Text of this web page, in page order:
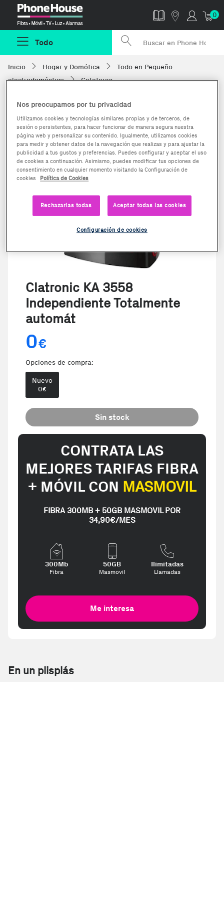
0
Todo
Inicio Hogar y Domótica
Todo en Pequeño
electrodoméstico
Cafeteras
Clatronic KA 3558
Independiente Totalmente
automát
0€
Opciones de compra:
Nuevo
0€
Sin stock
CONTRATA LAS
MEJORES TARIFAS FIBRA
+ MÓVIL CON MASMOVIL
FIBRA 300MB + 50GB MASMOVIL POR
34,90€/MES
300Mb
Fibra
50GB
Masmovil
Ilimitadas
Llamadas
Me interesa
En un plisplás
Nos preocupamos por tu privacidad
Utilizamos cookies y tecnologías similares propias y de terceros, de
sesión o persistentes, para hacer funcionar de manera segura nuestra
página web y personalizar su contenido. Igualmente, utilizamos cookies
para medir y obtener datos de la navegación que realizas y para ajustar la
publicidad a tus gustos y preferencias. Puedes configurar y aceptar el uso
de cookies a continuación. Asimismo, puedes modificar tus opciones de
consentimiento en cualquier momento visitando la Configuración de
cookies
Política de Cookies
Rechazarlas todas Aceptar todas las cookies
Configuración de cookies